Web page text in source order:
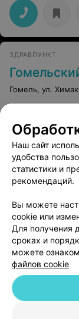
ЗДРАВПУНКТ
Гомель, ул.
Наложение
пломбы
Цена по
Наш сайт
удобства
статистики и
рекомендаций.
Вы можете
cookie или
Для получения
сроках и
можете
файлов cookie